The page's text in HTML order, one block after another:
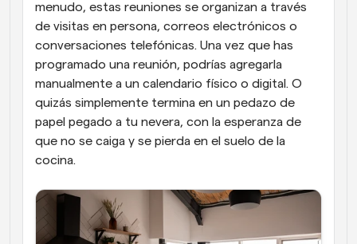
menudo, estas reuniones se organizan a través
de visitas en persona, correos electrónicos o
conversaciones telefónicas. Una vez que has
programado una reunión, podrías agregarla
manualmente a un calendario físico o digital. O
quizás simplemente termina en un pedazo de
papel pegado a tu nevera, con la esperanza de
que no se caiga y se pierda en el suelo de la
cocina.